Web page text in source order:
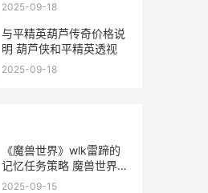
2025-09-18
与平精英葫芦传奇价格说
明 葫芦侠和平精英透视
2025-09-18
《魔兽世界》wlk雷蹄的
记忆任务策略 魔兽世界
wlk急速属性详解
2025-09-15